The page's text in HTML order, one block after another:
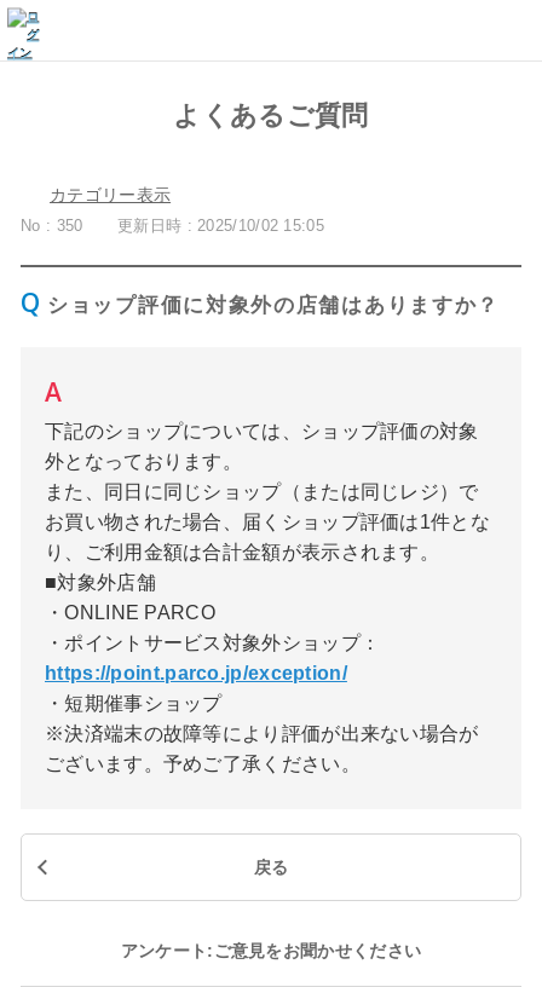
よくあるご質問
カテゴリー表示
No : 350 更新日時 : 2025/10/02 15:05
ショップ評価に対象外の店舗はありますか？
下記のショップについては、ショップ評価の対象
外となっております。
また、同日に同じショップ（または同じレジ）で
お買い物された場合、届くショップ評価は1件とな
り、ご利用金額は合計金額が表示されます。
■対象外店舗
・ONLINE PARCO
・ポイントサービス対象外ショップ：
https://point.parco.jp/exception/
・短期催事ショップ
※決済端末の故障等により評価が出来ない場合が
ございます。予めご了承ください。
戻る
アンケート:ご意見をお聞かせください